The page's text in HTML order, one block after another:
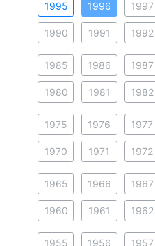
1995 1996 1997
1990 1991 1992
1985 1986 1987
1980 1981 1982
1975 1976 1977
1970 1971 1972
1965 1966 1967
1960 1961 1962
1955 1956 1957